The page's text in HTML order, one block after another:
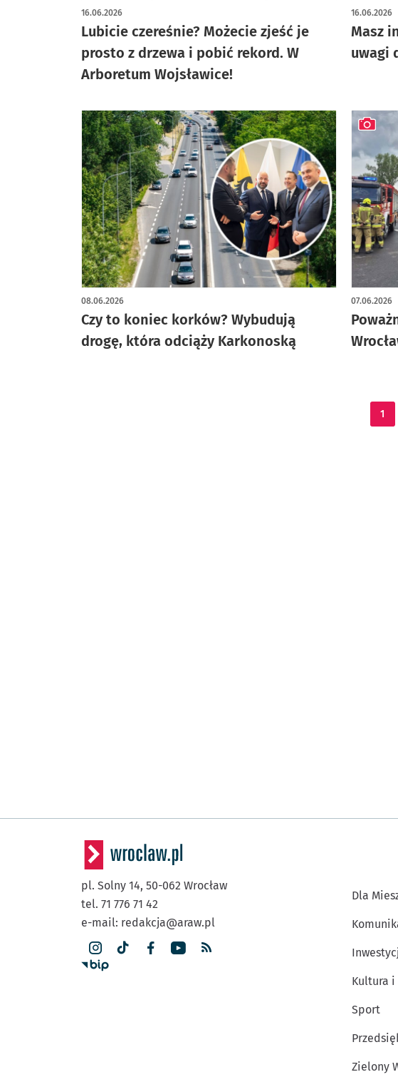
Lubicie czereśnie? Możecie zjeść je
prosto z drzewa i pobić rekord. W
Arboretum Wojsławice!
16.06.2026
Masz
uwagi
16.06.2026
Czy to koniec korków? Wybudują
drogę, która odciąży Karkonoską
08.06.2026 07.06.2026
artykuł z
1
pl. Solny 14, 50-062 Wrocław
tel. 71 776 71 42
e-mail: redakcja@araw.pl
Dla
Kultura i
Sport
Zielony